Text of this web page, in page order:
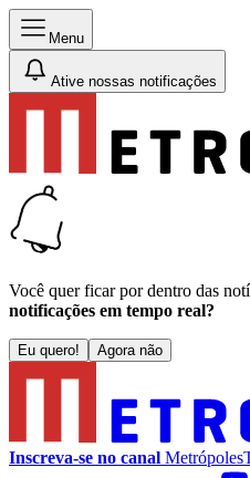
Menu
Ative nossas notificações
Você quer ficar por dentro das
notificações em tempo real?
Eu quero! Agora não
Inscreva-se no canal